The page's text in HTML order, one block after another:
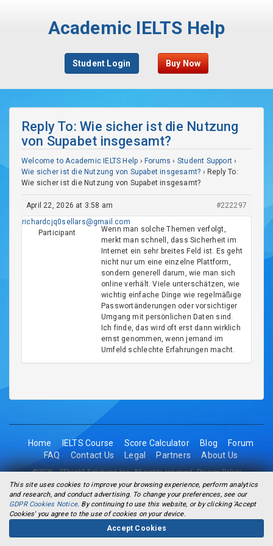
This site uses cookies to improve your browsing experience, perform analytics
and research, and conduct advertising. To change your preferences, see our
GDPR Cookies Notice. By continuing to use this website, or by clicking 'Accept
Cookies' you agree to the use of cookies on your device.
Accept Cookies
Academic IELTS Help
Student Login Buy Now
Reply To: Wie sicher ist die Nutzung
von Supabet insgesamt?
Welcome to Academic IELTS Help › Forums › Student Support ›
Wie sicher ist die Nutzung von Supabet insgesamt? › Reply To:
Wie sicher ist die Nutzung von Supabet insgesamt?
April 22, 2026 at 3:58 am
#222297
richardcjq0sellars@gmail.com
Participant
Wenn man solche Themen verfolgt,
merkt man schnell, dass Sicherheit im
Internet ein sehr breites Feld ist. Es geht
nicht nur um eine einzelne Plattform,
sondern generell darum, wie man sich
online verhält. Viele unterschätzen, wie
wichtig einfache Dinge wie regelmäßige
Passwortänderungen oder vorsichtiger
Umgang mit persönlichen Daten sind.
Ich finde, das wird oft erst dann wirklich
ernst genommen, wenn jemand im
Umfeld schlechte Erfahrungen macht.
Home IELTS Course Score Calculator Blog
Forum
FAQ
Contact Us Legal Partners About Us
©2026 - 2Think1 Solutions Inc. All rights reserved.Privacy Policy